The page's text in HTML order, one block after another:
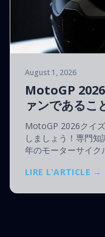
August 1, 2026
MotoGP
ァンであるこ
MotoGP 2026クイ
しましょう！専門
年のモーターサイク
LIRE L'ARTICLE →